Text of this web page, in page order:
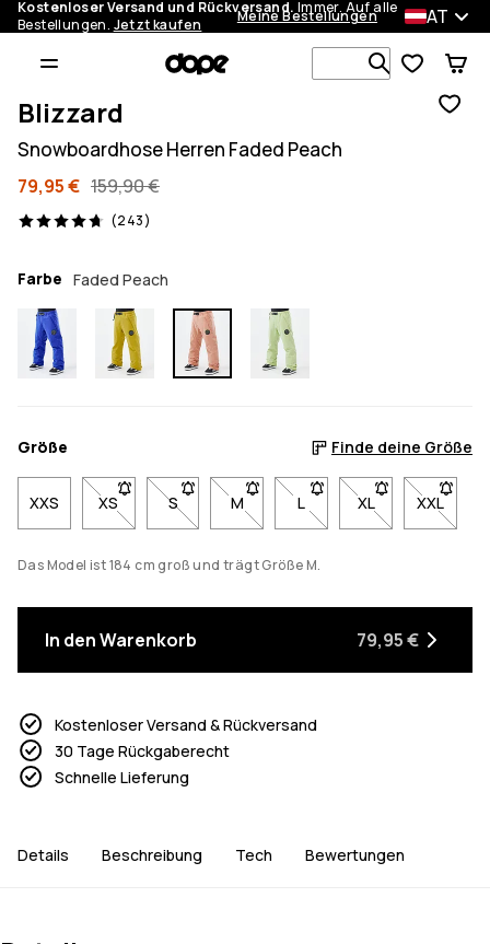
Kostenloser Versand und Rückversand. Immer. Auf alle
Bestellungen. Jetzt kaufen Meine Bestellungen AT
Blizzard
Snowboardhose Herren Faded Peach
79,95 € 159,90 €
(243)
243 Reviews, 4.7/5
Farbe Faded Peach
Größe Finde deine Größe
XXS XS- Größe XS nicht verfügbar. Klicke, um
S- Größe S nicht verfügbar. Klicke, um
M- Größe M nicht verfügbar. Klicke,
L- Größe L nicht
XL- Größe XL nicht
XXL- Größe
Das Model ist 184 cm groß und trägt Größe M.
In den Warenkorb 79,95 €
Kostenloser Versand & Rückversand
30 Tage Rückgaberecht
Schnelle Lieferung
Details Beschreibung Tech Bewertungen